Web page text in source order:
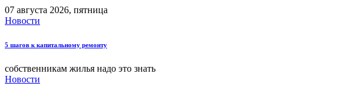
07 августа 2026, пятница
Новости
5 шагов к капитальному ремонту
собственникам жилья надо это знать
Новости